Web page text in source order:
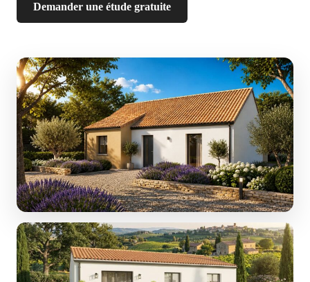
Demander une étude gratuite